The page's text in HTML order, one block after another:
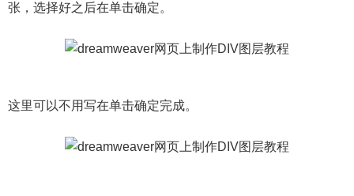
张，选择好之后在单击确定。
这里可以不用写在单击确定完成。